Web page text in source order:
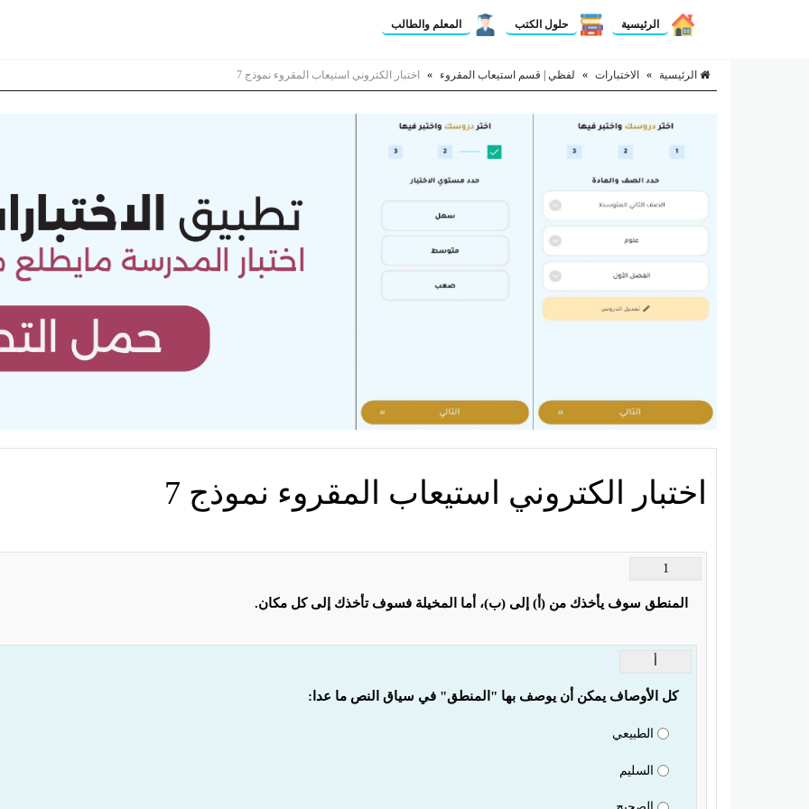
الرئيسية حلول الكتب المعلم والطالب
الرئيسية » الاختبارات » لفظي | قسم استيعاب المقروء » اختبار الكتروني استيعاب المقروء نموذج 7
اختبار الكتروني استيعاب المقروء نموذج 7
1
المنطق سوف يأخذك من (أ) إلى (ب)، أما المخيلة فسوف تأخذك إلى كل مكان.
كل الأوصاف يمكن أن يوصف بها "المنطق" في سياق النص ما عدا:
الطبيعي
السليم